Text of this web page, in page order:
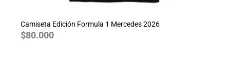
Camiseta Edición Formula 1 Mercedes 2026
$80.000